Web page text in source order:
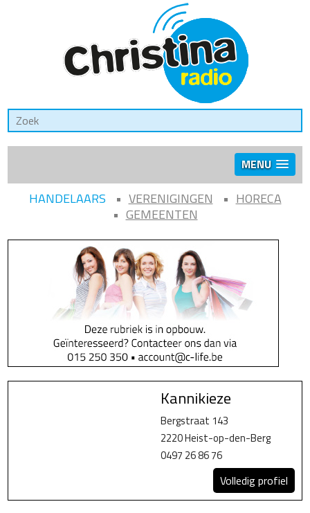
MENU
HANDELAARS VERENIGINGEN
HORECA
GEMEENTEN
Kannikieze
Bergstraat 143
2220 Heist-op-den-Berg
0497 26 86 76
Volledig profiel